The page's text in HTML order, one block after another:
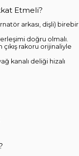
Etmeli?
arkası, dişli) birebir
doğru olmalı.
rakoru orijinaliyle
kanalı deliği hizalı